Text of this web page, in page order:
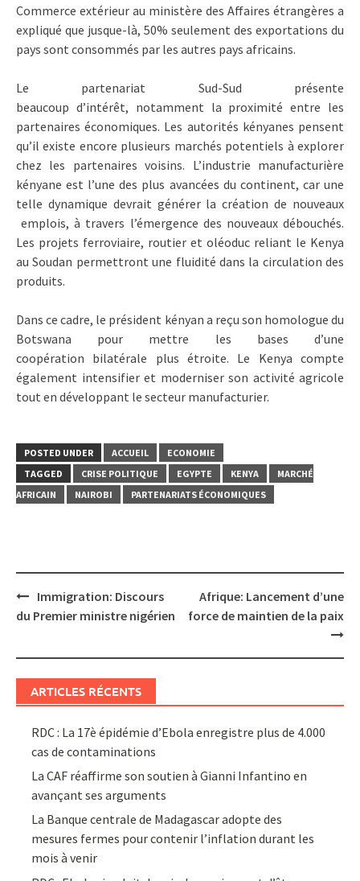
Commerce extérieur au ministère des Affaires étrangères a
expliqué que jusque-là, 50% seulement des exportations du
pays sont consommés par les autres pays africains.
Le partenariat Sud-Sud présente
beaucoup d’intérêt, notamment la proximité entre les
partenaires économiques. Les autorités kényanes pensent
qu’il existe encore plusieurs marchés potentiels à explorer
chez les partenaires voisins. L’industrie manufacturière
kényane est l’une des plus avancées du continent, car une
telle dynamique devrait générer la création de nouveaux
emplois, à travers l’émergence des nouveaux débouchés.
Les projets ferroviaire, routier et oléoduc reliant le Kenya
au Soudan permettront une fluidité dans la circulation des
produits.
Dans ce cadre, le président kényan a reçu son homologue du
Botswana pour mettre les bases d’une
coopération bilatérale plus étroite. Le Kenya compte
également intensifier et moderniser son activité agricole
tout en développant le secteur manufacturier.
POSTED UNDER ACCUEIL
ECONOMIE
TAGGED
CRISE POLITIQUE EGYPTE KENYA
MARCHÉ
AFRICAIN
NAIROBI PARTENARIATS ÉCONOMIQUES
Post
navigation
Immigration: Discours
du Premier ministre nigérien
Afrique: Lancement d’une
force de maintien de la paix
ARTICLES RÉCENTS
RDC : La 17è épidémie d’Ebola enregistre plus de 4.000
cas de contaminations
La CAF réaffirme son soutien à Gianni Infantino en
avançant ses arguments
La Banque centrale de Madagascar adopte des
mesures fermes pour contenir l’inflation durant les
mois à venir